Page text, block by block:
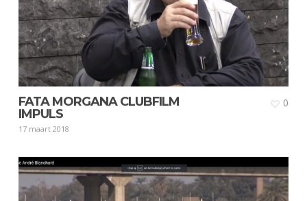
FATA MORGANA CLUBFILM
IMPULS
17 maart 2018
0